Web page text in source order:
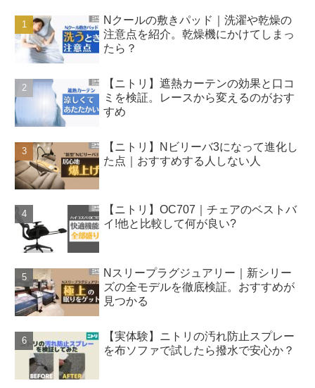
Nクールの敷きパッド｜洗濯や乾燥の
注意点を紹介。乾燥機にかけてしまっ
たら？
【ニトリ】遮熱カーテンの効果と口コ
ミを検証。レースから変えるのがおす
すめ
【ニトリ】Nビリーバ3になって進化し
た点｜おすすめする人しない人
【ニトリ】OC707｜チェアのベストバ
イ!他と比較して何が良い?
Nスリープラグジュアリー｜新シリー
ズの全モデルを徹底検証。おすすめが
見つかる
【実体験】ニトリの汚れ防止スプレー
を布ソファで試したら撥水で安心か？